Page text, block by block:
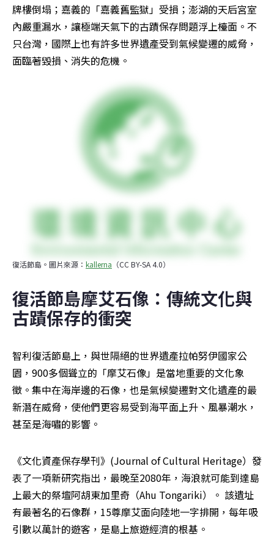
牌樓倒塌；嘉義的「嘉義舊監獄」受損；澎湖的天后宮室
內嚴重漏水，讓極端天氣下的古蹟保存問題浮上檯面。不
只台灣，國際上也有許多世界遺產受到氣候變遷的威脅，
面臨著毀損、消失的危機。
復活節島。圖片來源： kallerna （CC BY-SA 4.0）
復活節島摩艾石像：傳統文化與
古蹟保存的衝突
智利復活節島上，與世隔絕的世界遺產拉帕努伊國家公
園，900多個聳立的「摩艾石像」是當地重要的文化象
徵。集中在海岸邊的石像，也是氣候變遷對文化遺產的最
新潛在威脅，使他們更容易受到海平面上升、風暴潮水，
甚至是海嘯的影響。
《文化資產保存學刊》(Journal of Cultural Heritage）發
表了一項新研究指出，最晚至2080年，海浪就可能到達島
上最大的祭壇阿胡東加里奇（Ahu Tongariki）。 該遺址
有最著名的石像群，15尊摩艾面向陸地一字排開，每年吸
引數以萬計的遊客，是島上旅遊經濟的根基。